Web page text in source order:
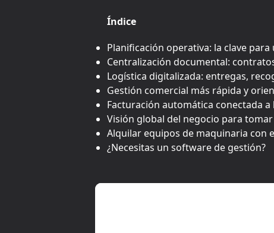
Índice
Planificación operativa: la clave
Centralización documental:
Logística digitalizada: entregas,
Gestión comercial más rápida y
Facturación automática conectada
Visión global del negocio para
Alquilar equipos de maquinaria con
¿Necesitas un software de gestión?